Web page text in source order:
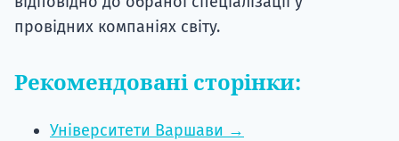
провідних компаніях світу.
Рекомендовані сторінки:
Університети Варшави →